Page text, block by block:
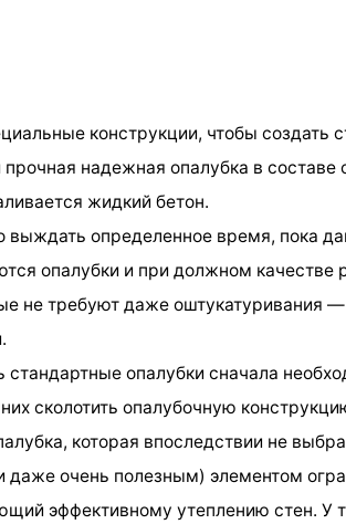
конструкции, чтобы создать
надежная опалубка в составе
жидкий бетон.
выждать определенное время, пока
опалубки и при должном качестве
не требуют даже оштукатуривания
стандартные опалубки сначала
сколотить опалубочную
которая впоследствии не
даже очень полезным) элементом
эффективному утеплению стен. У